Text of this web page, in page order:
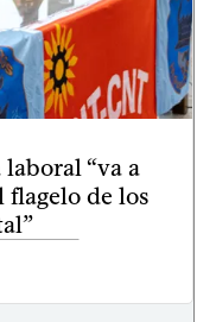
“va a
flagelo de los